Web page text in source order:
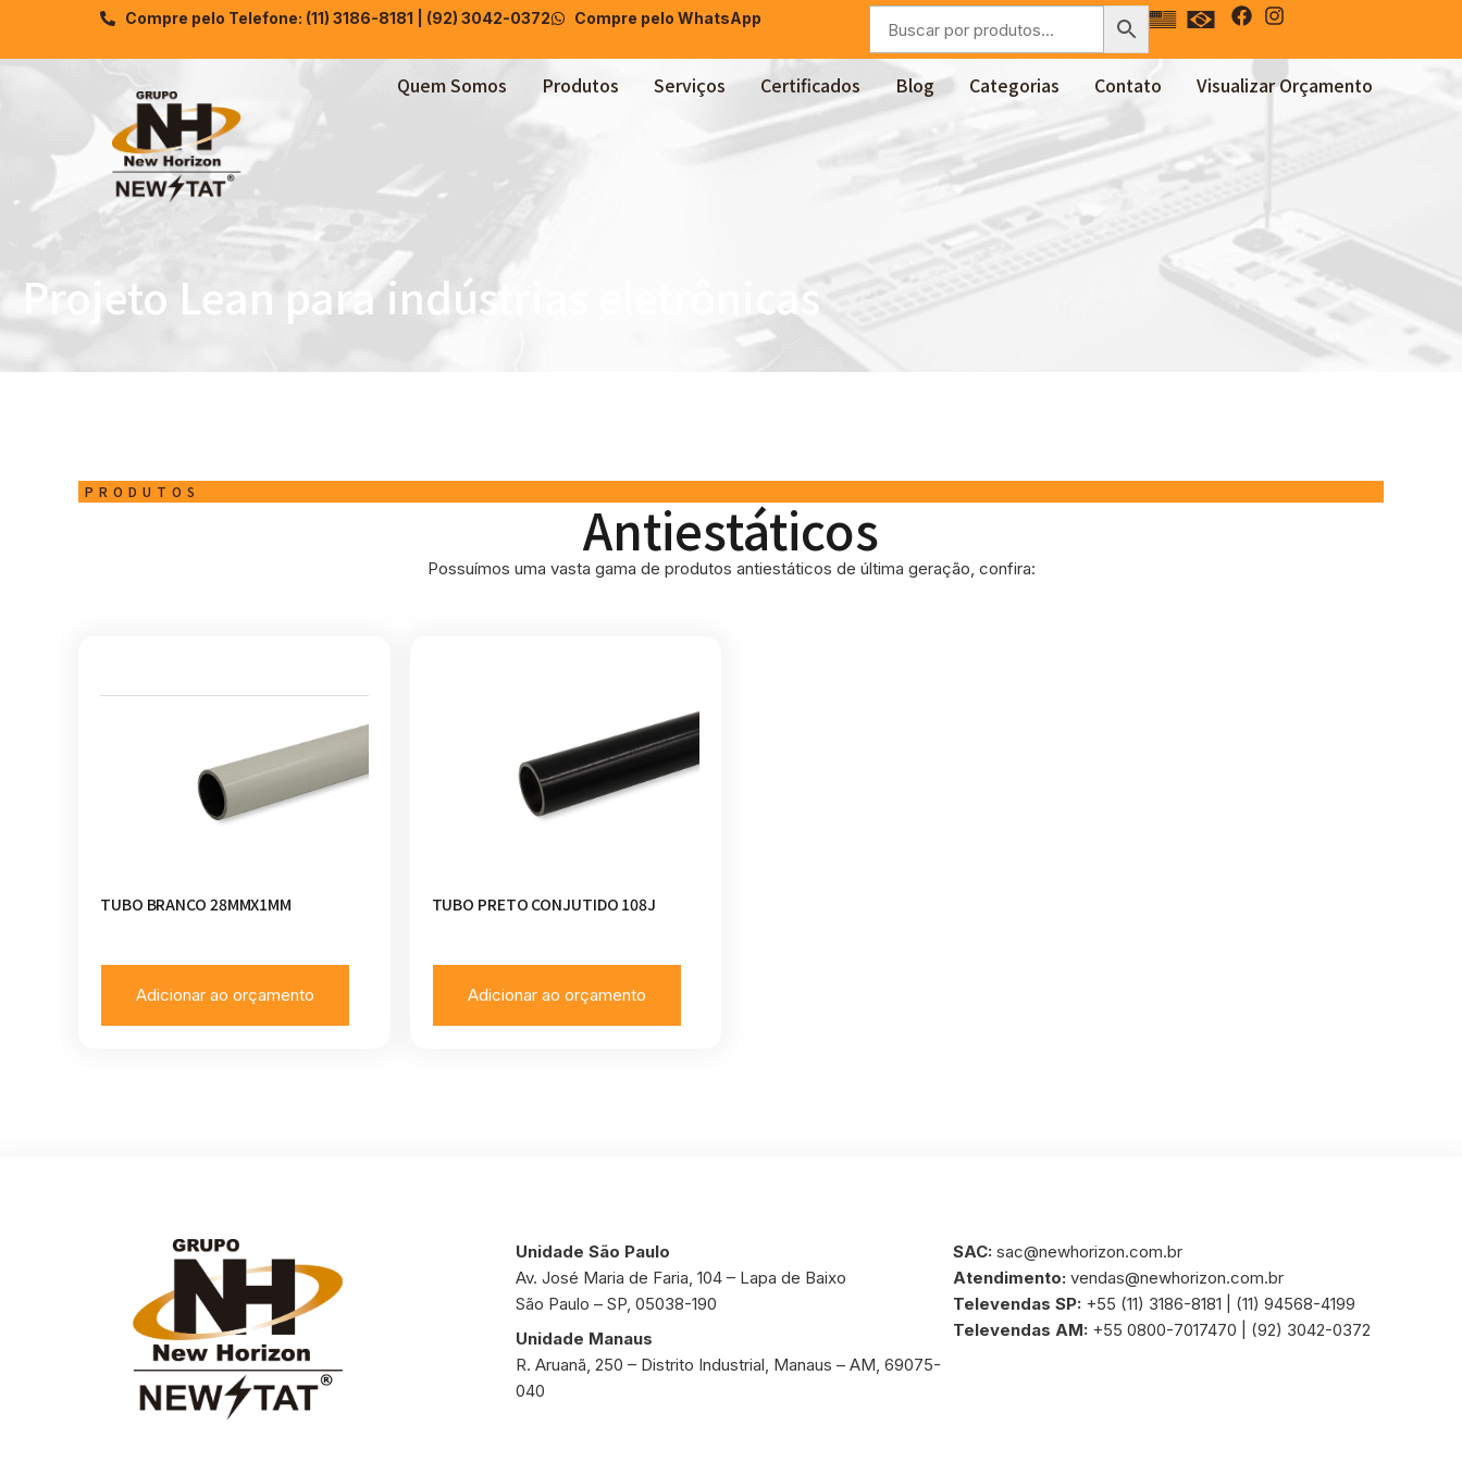
Compre pelo Telefone: (11) 3186-8181 | (92) 3042-0372 Compre pelo WhatsApp
Quem Somos Produtos Serviços Certificados Blog Categorias Contato Visualizar Orçamento
Projeto Lean para indústrias eletrônicas
PRODUTOS
Antiestáticos
Possuímos uma vasta gama de produtos antiestáticos de última geração, confira:
TUBO BRANCO 28MMX1MM
Adicionar ao orçamento
TUBO PRETO CONJUTIDO 108J
Adicionar ao orçamento
Unidade São Paulo
Av. José Maria de Faria, 104 – Lapa de Baixo
São Paulo – SP, 05038-190
Unidade Manaus
R. Aruanã, 250 – Distrito Industrial, Manaus – AM, 69075-
040
SAC: sac@newhorizon.com.br
Atendimento: vendas@newhorizon.com.br
Televendas SP: +55 (11) 3186-8181 | (11) 94568-4199
Televendas AM: +55 0800-7017470 | (92) 3042-0372